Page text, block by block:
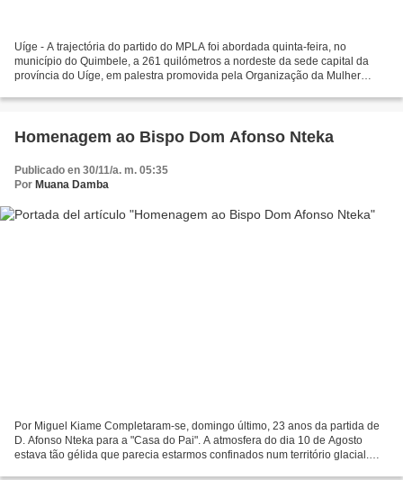
Uíge - A trajectória do partido do MPLA foi abordada quinta-feira, no
município do Quimbele, a 261 quilómetros a nordeste da sede capital da
província do Uíge, em palestra promovida pela Organização da Mulher
Homenagem ao Bispo Dom Afonso Nteka
Publicado en 30/11/a. m. 05:35
Por Muana Damba
Por Miguel Kiame Completaram-se, domingo último, 23 anos da partida de
D. Afonso Nteka para a "Casa do Pai". A atmosfera do dia 10 de Agosto
estava tão gélida que parecia estarmos confinados num território glacial.